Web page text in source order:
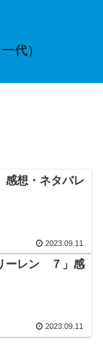
代）
感想・ネタバレ
2023.09.11
ーレン ７」感
2023.09.11